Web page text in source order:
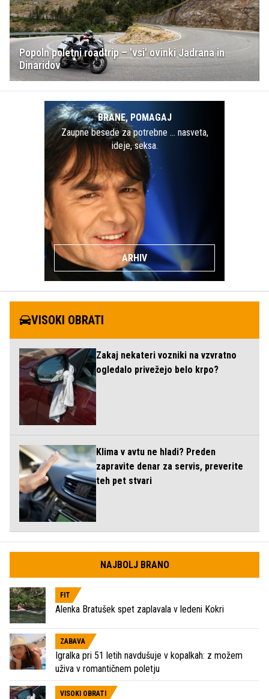
Popoln poletni roadtrip – 'vsi' ovinki Jadrana in
Dinaridov
BRANE, POMAGAJ
Zaupne besede za potrebne … nasveta,
ideje, seksa.
ARHIV
VISOKI OBRATI
Zakaj nekateri vozniki na vzvratno
ogledalo privežejo belo krpo?
Klima v avtu ne hladi? Preden
zapravite denar za servis, preverite
teh pet stvari
NAJBOLJ BRANO
FIT
Alenka Bratušek spet zaplavala v ledeni Kokri
ZABAVA
Igralka pri 51 letih navdušuje v kopalkah: z možem
uživa v romantičnem poletju
VISOKI OBRATI